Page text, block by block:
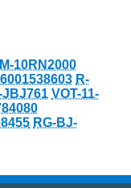
10RN2000
6001538603 R-
JBJ761 VOT-11-
RG-BJ-